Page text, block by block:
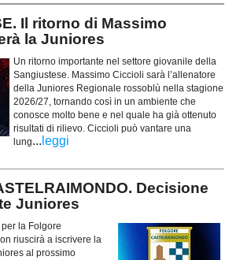
Il ritorno di Massimo
la Juniores
Un ritorno importante nel settore giovanile della
Sangiustese. Massimo Ciccioli sarà l’allenatore
della Juniores Regionale rossoblù nella stagione
2026/27, tornando così in un ambiente che
conosce molto bene e nel quale ha già ottenuto
risultati di rilievo. Ciccioli può vantare una
lung... leggi
Decisione
Juniores
la Folgore
riuscirà a iscrivere la
al prossimo